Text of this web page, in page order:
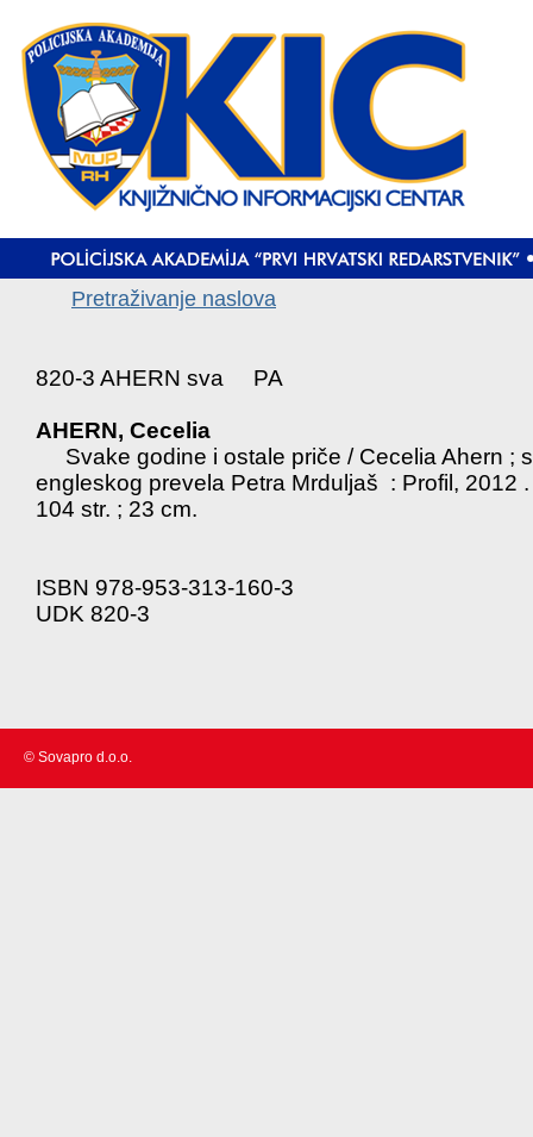
Pretraživanje naslova
820-3 AHERN sva PA
AHERN, Cecelia
Svake godine i ostale priče / Cecelia Ahern ; s
engleskog prevela Petra Mrduljaš : Profil, 2012 .
104 str. ; 23 cm.
ISBN 978-953-313-160-3
UDK 820-3
© Sovapro d.o.o.